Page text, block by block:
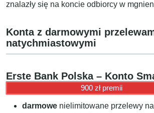
znalazły się na koncie odbiorcy w
Konta z darmowymi
natychmiastowymi
Erste Bank Polska – Konto
900 zł premii
darmowe nielimitowane przelewy